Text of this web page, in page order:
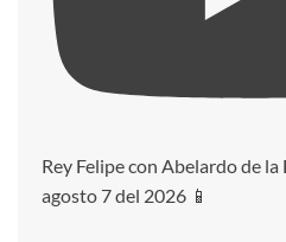
Rey Felipe con Abelardo de la
agosto 7 del 2026 📱